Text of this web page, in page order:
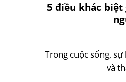
5 điều khác
Trong cuộc sống,
và